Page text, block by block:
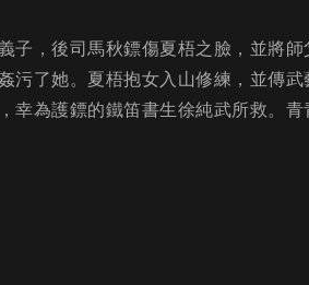
子，後司馬秋鏢傷夏梧之臉，並將
污了她。夏梧抱女入山修練，並傳
幸為護鏢的鐵笛書生徐純武所救。